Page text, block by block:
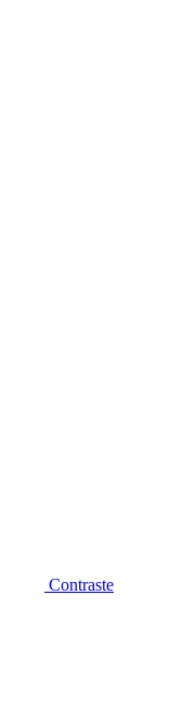
Contraste